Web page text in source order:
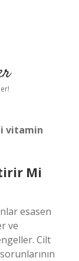
vitamin
Mi
esasen
ve
Cilt